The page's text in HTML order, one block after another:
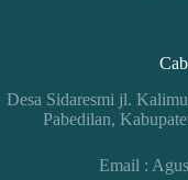
Desa Sidaresmi jl.
Pabedilan,
Email :